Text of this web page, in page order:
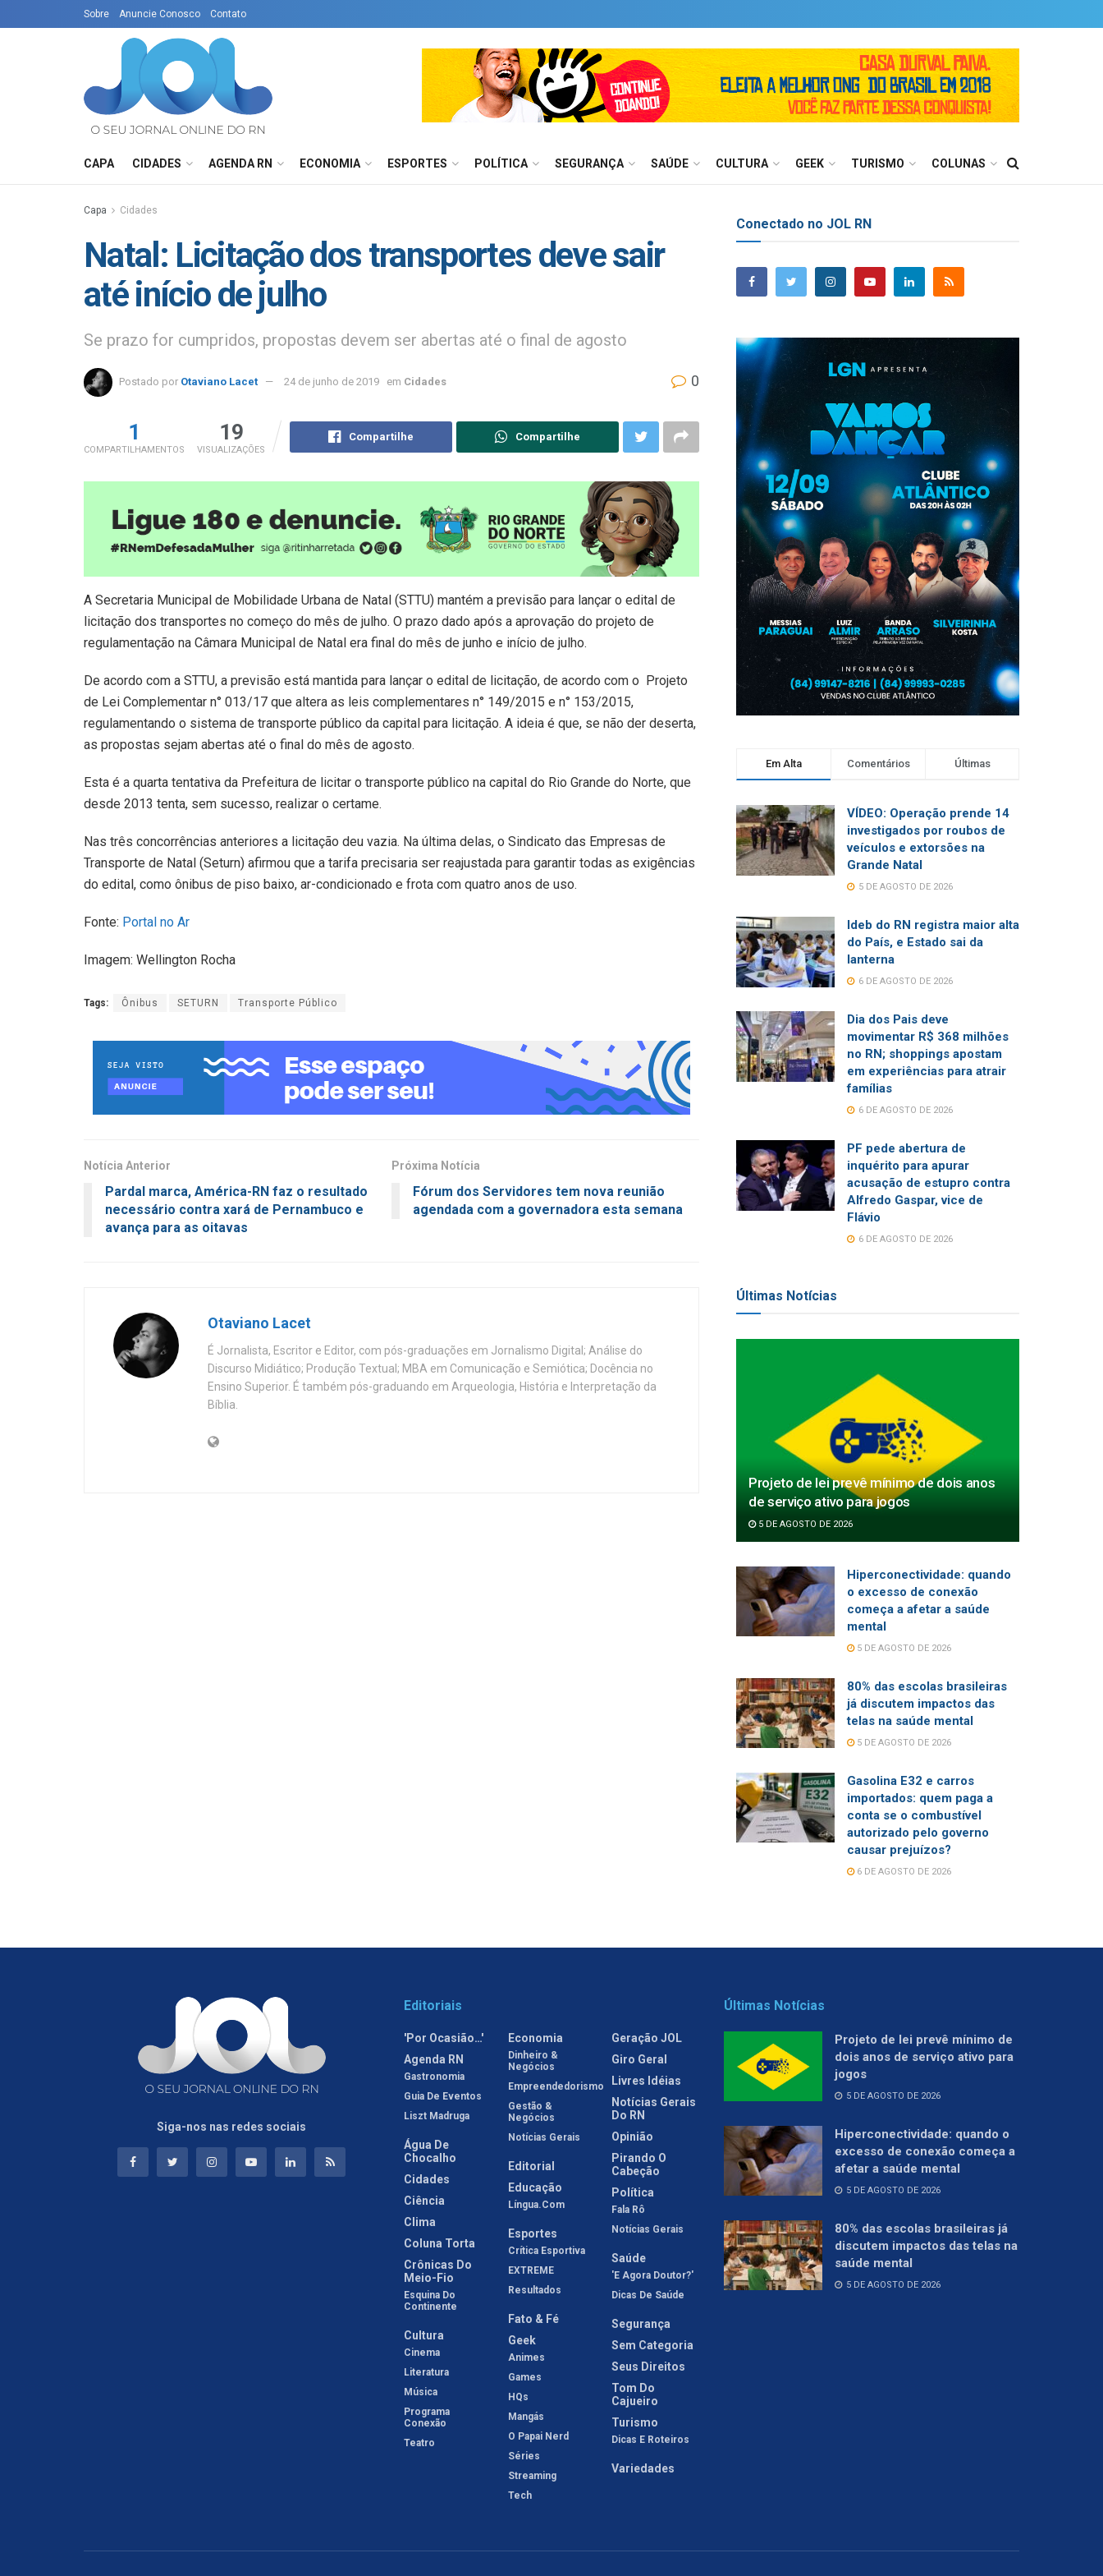
Sobre Anuncie Conosco Contato
CAPA CIDADES AGENDA RN ECONOMIA ESPORTES POLÍTICA SEGURANÇA SAÚDE CULTURA GEEK TURISMO COLUNAS
Capa Cidades
Natal: Licitação dos transportes deve sair
até início de julho
Se prazo for cumpridos, propostas devem ser abertas até o final de agosto
Postado por Otaviano Lacet 24 de junho de 2019 em Cidades 0
1
COMPARTILHAMENTOS
19
VISUALIZAÇÕES
Compartilhe Compartilhe
A Secretaria Municipal de Mobilidade Urbana de Natal (STTU) mantém a previsão para lançar o edital de
licitação dos transportes no começo do mês de julho. O prazo dado após a aprovação do projeto de
regulamentação na Câmara Municipal de Natal era final do mês de junho e início de julho.
De acordo com a STTU, a previsão está mantida para lançar o edital de licitação, de acordo com o Projeto
de Lei Complementar n° 013/17 que altera as leis complementares n° 149/2015 e n° 153/2015,
regulamentando o sistema de transporte público da capital para licitação. A ideia é que, se não der deserta,
as propostas sejam abertas até o final do mês de agosto.
Esta é a quarta tentativa da Prefeitura de licitar o transporte público na capital do Rio Grande do Norte, que
desde 2013 tenta, sem sucesso, realizar o certame.
Nas três concorrências anteriores a licitação deu vazia. Na última delas, o Sindicato das Empresas de
Transporte de Natal (Seturn) afirmou que a tarifa precisaria ser reajustada para garantir todas as exigências
do edital, como ônibus de piso baixo, ar-condicionado e frota com quatro anos de uso.
Fonte: Portal no Ar
Imagem: Wellington Rocha
Tags: Ônibus SETURN Transporte Público
Notícia Anterior
Pardal marca, América-RN faz o resultado
necessário contra xará de Pernambuco e
avança para as oitavas
Próxima Notícia
Fórum dos Servidores tem nova reunião
agendada com a governadora esta semana
Otaviano Lacet
É Jornalista, Escritor e Editor, com pós-graduações em Jornalismo Digital; Análise do
Discurso Midiático; Produção Textual; MBA em Comunicação e Semiótica; Docência no
Ensino Superior. É também pós-graduando em Arqueologia, História e Interpretação da
Bíblia.
Conectado no JOL RN
Em Alta Comentários Últimas
VÍDEO: Operação prende 14
investigados por roubos de
veículos e extorsões na
Grande Natal
5 DE AGOSTO DE 2026
Ideb do RN registra maior alta
do País, e Estado sai da
lanterna
6 DE AGOSTO DE 2026
Dia dos Pais deve
movimentar R$ 368 milhões
no RN; shoppings apostam
em experiências para atrair
famílias
6 DE AGOSTO DE 2026
PF pede abertura de
inquérito para apurar
acusação de estupro contra
Alfredo Gaspar, vice de
Flávio
6 DE AGOSTO DE 2026
Últimas Notícias
Projeto de lei prevê mínimo de dois anos
de serviço ativo para jogos
5 DE AGOSTO DE 2026
Hiperconectividade: quando
o excesso de conexão
começa a afetar a saúde
mental
5 DE AGOSTO DE 2026
80% das escolas brasileiras
já discutem impactos das
telas na saúde mental
5 DE AGOSTO DE 2026
Gasolina E32 e carros
importados: quem paga a
conta se o combustível
autorizado pelo governo
causar prejuízos?
6 DE AGOSTO DE 2026
Siga-nos nas redes sociais
Editoriais
'Por Ocasião…'
Agenda RN
Gastronomia
Guia De Eventos
Liszt Madruga
Água De
Chocalho
Cidades
Ciência
Clima
Coluna Torta
Crônicas Do
Meio-Fio
Esquina Do
Continente
Cultura
Cinema
Literatura
Música
Programa
Conexão
Teatro
Economia
Dinheiro &
Negócios
Empreendedorismo
Gestão &
Negócios
Notícias Gerais
Editorial
Educação
Língua.com
Esportes
Crítica Esportiva
EXTREME
Resultados
Fato & Fé
Geek
Animes
Games
HQs
Mangás
O Papai Nerd
Séries
Streaming
Tech
Geração JOL
Giro Geral
Livres Idéias
Notícias Gerais
Do RN
Opinião
Pirando O
Cabeção
Política
Fala Rô
Notícias Gerais
Saúde
'E Agora Doutor?'
Dicas De Saúde
Segurança
Sem Categoria
Seus Direitos
Tom Do
Cajueiro
Turismo
Dicas E Roteiros
Variedades
Últimas Notícias
Projeto de lei prevê mínimo de
dois anos de serviço ativo para
jogos
5 DE AGOSTO DE 2026
Hiperconectividade: quando o
excesso de conexão começa a
afetar a saúde mental
5 DE AGOSTO DE 2026
80% das escolas brasileiras já
discutem impactos das telas na
saúde mental
5 DE AGOSTO DE 2026